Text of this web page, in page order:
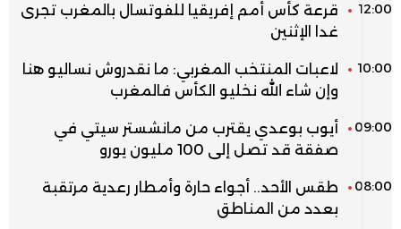
12:00
قرعة كأس أمم إفريقيا للفوتسال بالمغرب تجرى
غدا الإثنين
10:00
لاعبات المنتخب المغربي: ما نقدروش نساليو هنا
وإن شاء الله نخليو الكأس فالمغرب
09:00
أيوب بوعدي يقترب من مانشستر سيتي في
صفقة قد تصل إلى 100 مليون يورو
08:00
طقس الأحد.. أجواء حارة وأمطار رعدية مرتقبة
بعدد من المناطق